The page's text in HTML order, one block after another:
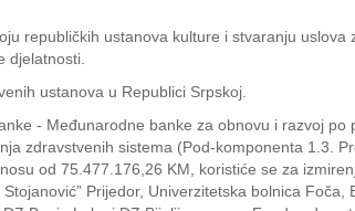
republičkih ustanova kulture i stvaranju
djelatnosti.
ustanova u Republici Srpskoj.
- Međunarodne banke za obnovu i razvoj
zdravstvenih sistema (Pod-komponenta 1.3.
od 75.477.176,26 KM, koristiće se za
Prijedor, Univerzitetska bolnica